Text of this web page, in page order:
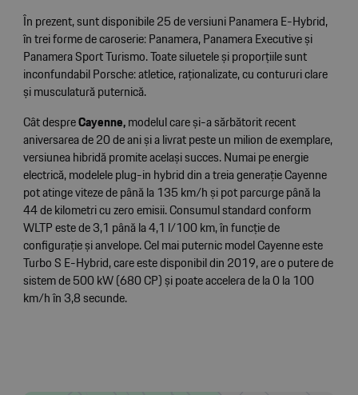
În prezent, sunt disponibile 25 de versiuni Panamera E-Hybrid,
în trei forme de caroserie: Panamera, Panamera Executive și
Panamera Sport Turismo. Toate siluetele și proporțiile sunt
inconfundabil Porsche: atletice, raționalizate, cu contururi clare
și musculatură puternică.
Cât despreCayenne,modelul care și-a sărbătorit recent
aniversarea de 20 de ani și a livrat peste un milion de exemplare,
versiunea hibridă promite același succes. Numai pe energie
electrică, modelele plug-in hybrid din a treia generație Cayenne
pot atinge viteze de până la 135 km/h și pot parcurge până la
44 de kilometri cu zero emisii. Consumul standard conform
WLTP este de 3,1 până la 4,1 l/100 km, în funcție de
configurație și anvelope. Cel mai puternic model Cayenne este
Turbo S E-Hybrid, care este disponibil din 2019, are o putere de
sistem de 500 kW (680 CP) și poate accelera de la 0 la 100
km/h în 3,8 secunde.